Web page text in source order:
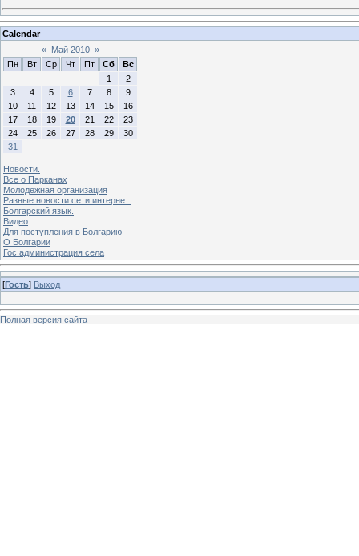
Calendar
«
Май 2010 »
Пн
Вт Ср Чт Пт Сб
Вс
1
2
3
4 5 6 7 8
9
10
11 12 13 14 15
16
17
18 19 20 21 22
23
24
25 26 27 28 29
30
31
Новости.
Все о Парканах
Молодежная организация
Разные новости сети интернет.
Болгарский язык.
Видео
Для поступления в Болгарию
О Болгарии
Гос.администрация села
[Гость] Выход
Полная версия сайта